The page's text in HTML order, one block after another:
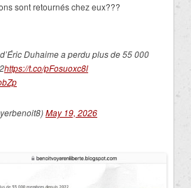
sont retournés chez eux???
Duhaime a perdu plus de 55 000
https://t.co/pFosuoxc8l
May 19, 2026